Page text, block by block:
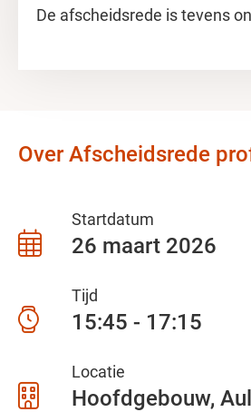
De afscheidsrede is tevens
Over Afscheidsrede
Startdatum
26 maart 2026
Tijd
15:45 - 17:15
Locatie
Hoofdgebouw,